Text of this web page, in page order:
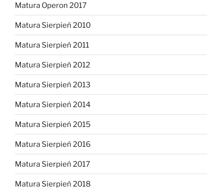
Matura Operon 2017
Matura Sierpień 2010
Matura Sierpień 2011
Matura Sierpień 2012
Matura Sierpień 2013
Matura Sierpień 2014
Matura Sierpień 2015
Matura Sierpień 2016
Matura Sierpień 2017
Matura Sierpień 2018